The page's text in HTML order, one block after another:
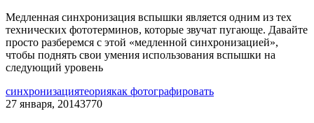
Медленная синхронизация вспышки является одним из тех
технических фототерминов, которые звучат пугающе. Давайте
просто разберемся с этой «медленной синхронизацией»,
чтобы поднять свои умения использования вспышки на
следующий уровень
синхронизациятеориякак фотографировать
27 января, 20143770